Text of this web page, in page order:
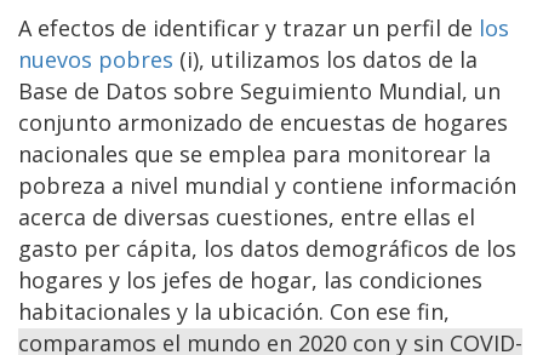
A efectos de identificar y trazar un perfil de los
nuevos pobres (i), utilizamos los datos de la
Base de Datos sobre Seguimiento Mundial, un
conjunto armonizado de encuestas de hogares
nacionales que se emplea para monitorear la
pobreza a nivel mundial y contiene información
acerca de diversas cuestiones, entre ellas el
gasto per cápita, los datos demográficos de los
hogares y los jefes de hogar, las condiciones
habitacionales y la ubicación. Con ese fin,
comparamos el mundo en 2020 con y sin COVID-